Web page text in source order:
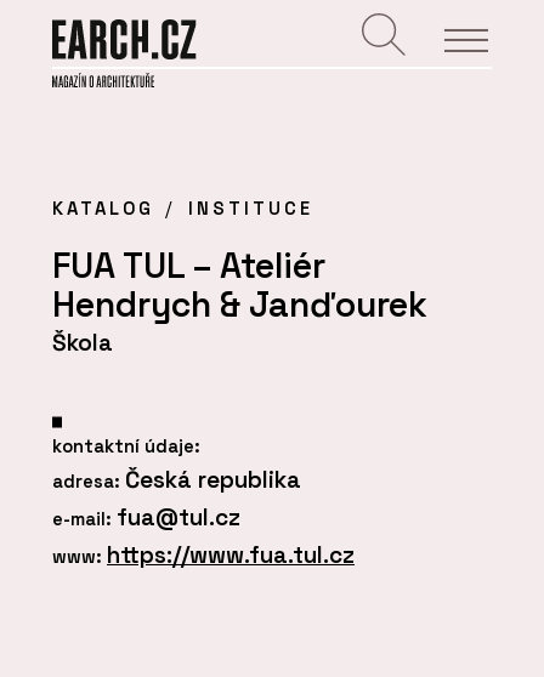
KATALOG INSTITUCE
FUA TUL – Ateliér
Hendrych & Janďourek
Škola
kontaktní údaje:
adresa: Česká republika
e-mail: fua@tul.cz
www: https://www.fua.tul.cz